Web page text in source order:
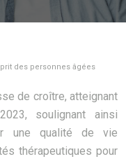
des personnes âgées
de croître, atteignant
soulignant ainsi
une qualité de vie
thérapeutiques pour